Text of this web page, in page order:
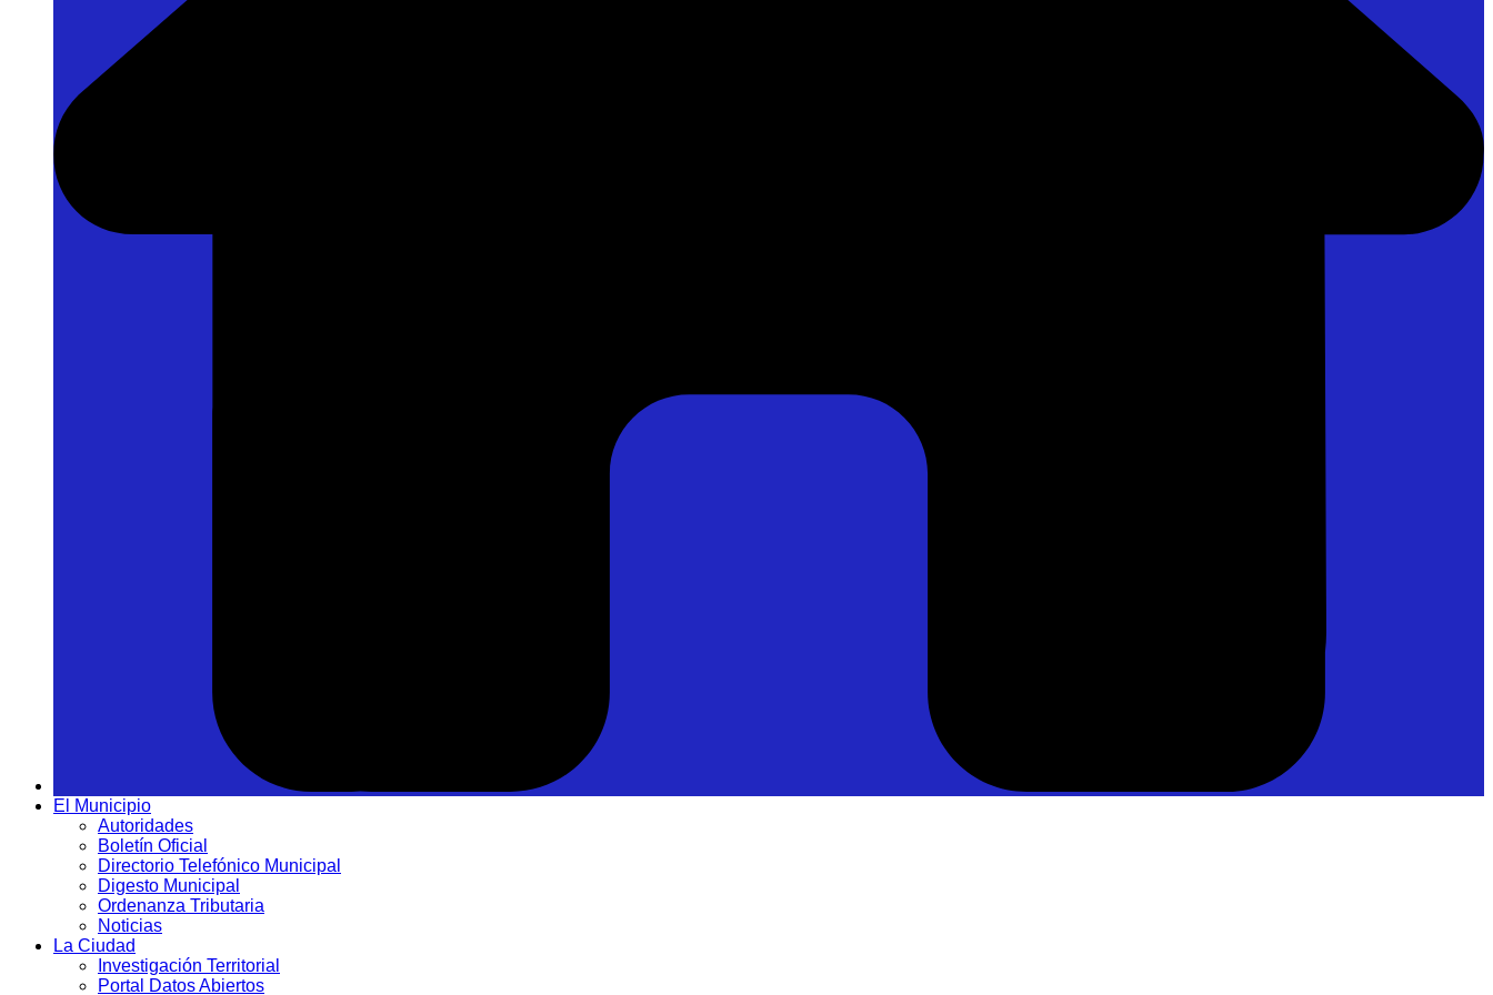
El Municipio
Autoridades
Boletín Oficial
Directorio Telefónico Municipal
Digesto Municipal
Ordenanza Tributaria
Noticias
La Ciudad
Investigación Territorial
Portal Datos Abiertos